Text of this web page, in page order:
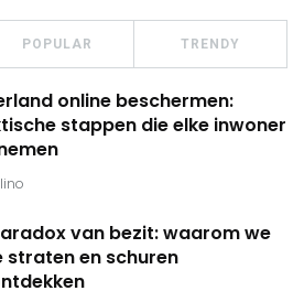
POPULAR TRENDY
online beschermen:
stappen die elke inwoner
van bezit: waarom we
straten en schuren